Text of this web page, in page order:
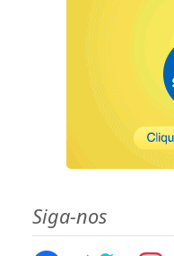
Siga-nos